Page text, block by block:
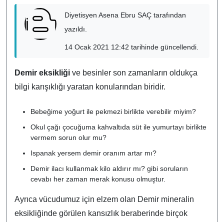
Diyetisyen Asena Ebru SAÇ tarafından
yazıldı.
14 Ocak 2021 12:42 tarihinde güncellendi.
Demir eksikliği ve besinler son zamanların oldukça
bilgi karışıklığı yaratan konularından biridir.
Bebeğime yoğurt ile pekmezi birlikte verebilir miyim?
Okul çağı çocuğuma kahvaltıda süt ile yumurtayı birlikte
vermem sorun olur mu?
Ispanak yersem demir oranım artar mı?
Demir ilacı kullanmak kilo aldırır mı? gibi soruların
cevabı her zaman merak konusu olmuştur.
Ayrıca vücudumuz için elzem olan Demir mineralin
eksikliğinde görülen kansızlık beraberinde birçok